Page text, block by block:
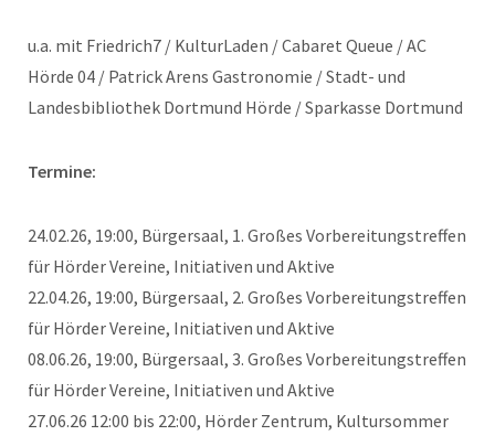
u.a. mit Friedrich7 / KulturLaden / Cabaret Queue / AC
Hörde 04 / Patrick Arens Gastronomie / Stadt- und
Landesbibliothek Dortmund Hörde / Sparkasse Dortmund
Termine:
24.02.26, 19:00, Bürgersaal, 1. Großes Vorbereitungstreffen
für Hörder Vereine, Initiativen und Aktive
22.04.26, 19:00, Bürgersaal, 2. Großes Vorbereitungstreffen
für Hörder Vereine, Initiativen und Aktive
08.06.26, 19:00, Bürgersaal, 3. Großes Vorbereitungstreffen
für Hörder Vereine, Initiativen und Aktive
27.06.26 12:00 bis 22:00, Hörder Zentrum, Kultursommer